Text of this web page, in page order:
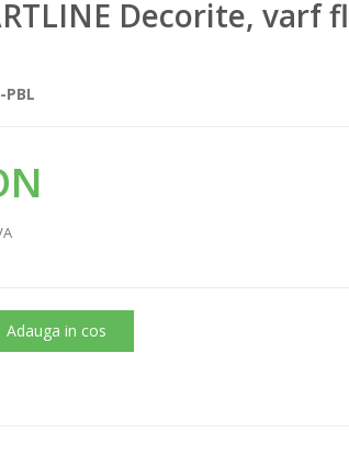
Decorite, varf
PBL
Adauga in cos